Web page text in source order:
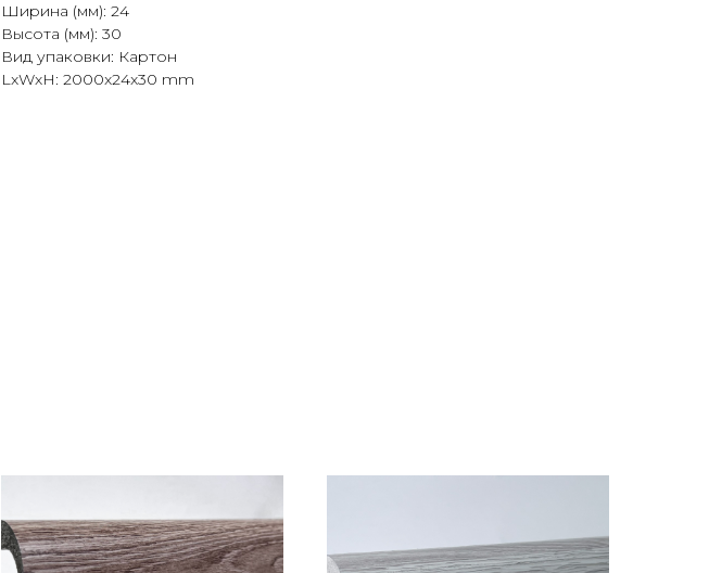
Ширина (мм): 24
Высота (мм): 30
Вид упаковки: Картон
LxWxH: 2000x24x30 mm